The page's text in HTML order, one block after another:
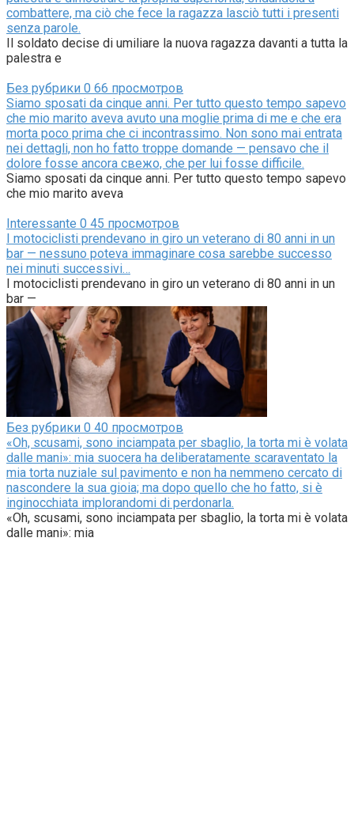
combattere, ma ciò che fece la ragazza lasciò tutti i presenti
senza parole.
Il soldato decise di umiliare la nuova ragazza davanti a tutta la
palestra e
Без рубрики 0 66 просмотров
Siamo sposati da cinque anni. Per tutto questo tempo sapevo
che mio marito aveva avuto una moglie prima di me e che era
morta poco prima che ci incontrassimo. Non sono mai entrata
nei dettagli, non ho fatto troppe domande — pensavo che il
dolore fosse ancora свежо, che per lui fosse difficile.
Siamo sposati da cinque anni. Per tutto questo tempo sapevo
che mio marito aveva
Interessante 0 45 просмотров
I motociclisti prendevano in giro un veterano di 80 anni in un
bar — nessuno poteva immaginare cosa sarebbe successo
nei minuti successivi…
I motociclisti prendevano in giro un veterano di 80 anni in un
bar —
Без рубрики 0 40 просмотров
«Oh, scusami, sono inciampata per sbaglio, la torta mi è volata
dalle mani»: mia suocera ha deliberatamente scaraventato la
mia torta nuziale sul pavimento e non ha nemmeno cercato di
nascondere la sua gioia; ma dopo quello che ho fatto, si è
inginocchiata implorandomi di perdonarla.
«Oh, scusami, sono inciampata per sbaglio, la torta mi è volata
dalle mani»: mia